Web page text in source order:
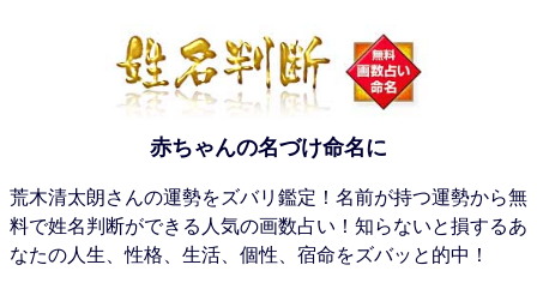
赤ちゃんの名づけ命名に
荒木清太朗さんの運勢をズバリ鑑定！名前が持つ運勢から無
料で姓名判断ができる人気の画数占い！知らないと損するあ
なたの人生、性格、生活、個性、宿命をズバッと的中！